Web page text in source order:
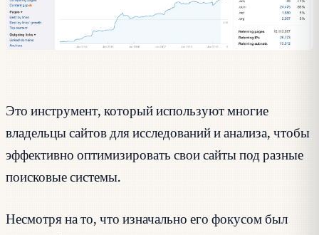
Это инструмент, который используют многие
владельцы сайтов для исследований и анализа, чтобы
эффективно оптимизировать свои сайты под разные
поисковые системы.
Несмотря на то, что изначально его фокусом был